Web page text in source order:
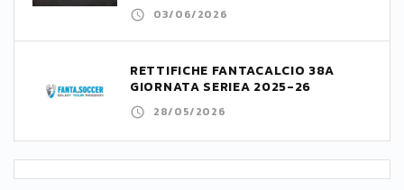
03/06/2026
RETTIFICHE FANTACALCIO 38A
GIORNATA SERIEA 2025-26
28/05/2026